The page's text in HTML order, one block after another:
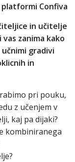
Confiva
in učitelje
zanima kako
gradivi
in
pri pouku,
z učenjem v
kaj pa dijaki?
kombiniranega